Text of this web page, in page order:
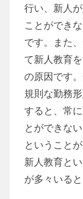
行い、新人
ことができ
です。また
て新人教育
の原因です
規則な勤務
すると、常
とができな
ということ
新人教育と
が多々いる